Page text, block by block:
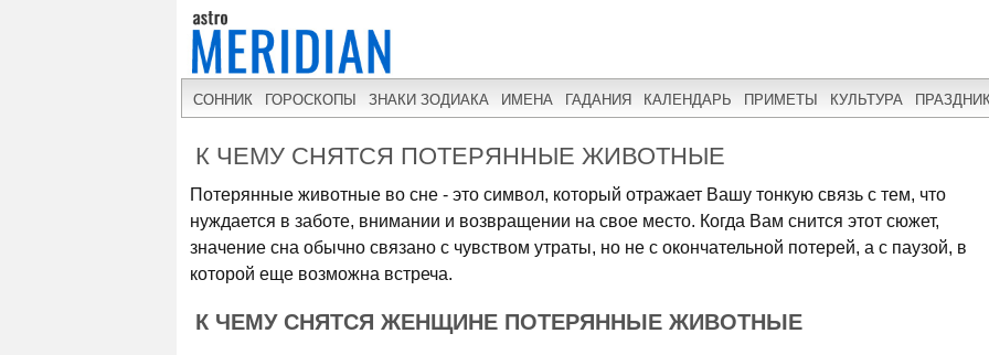
СОННИК ГОРОСКОПЫ ЗНАКИ ЗОДИАКА ИМЕНА ГАДАНИЯ КАЛЕНДАРЬ ПРИМЕТЫ КУЛЬТУРА
К ЧЕМУ СНЯТСЯ ПОТЕРЯННЫЕ ЖИВОТНЫЕ
Потерянные животные во сне - это символ, который отражает Вашу тонкую связь с тем, что
нуждается в заботе, внимании и возвращении на свое место. Когда Вам снится этот сюжет,
значение сна обычно связано с чувством утраты, но не с окончательной потерей, а с паузой, в
которой еще возможна встреча.
К ЧЕМУ СНЯТСЯ ЖЕНЩИНЕ ПОТЕРЯННЫЕ ЖИВОТНЫЕ